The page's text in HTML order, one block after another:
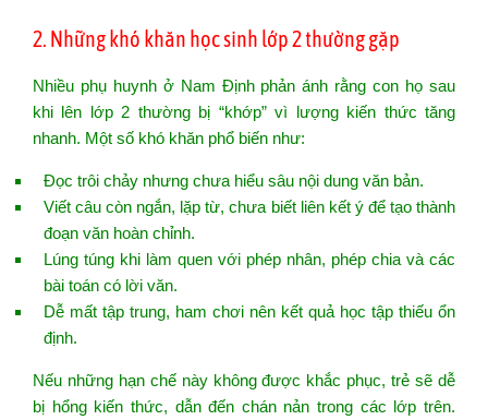
2. Những khó khăn học sinh lớp 2 thường gặp
Nhiều phụ huynh ở Nam Định phản ánh rằng con họ sau
khi lên lớp 2 thường bị “khớp” vì lượng kiến thức tăng
nhanh. Một số khó khăn phổ biến như:
Đọc trôi chảy nhưng chưa hiểu sâu nội dung văn bản.
Viết câu còn ngắn, lặp từ, chưa biết liên kết ý để tạo thành
đoạn văn hoàn chỉnh.
Lúng túng khi làm quen với phép nhân, phép chia và các
bài toán có lời văn.
Dễ mất tập trung, ham chơi nên kết quả học tập thiếu ổn
định.
Nếu những hạn chế này không được khắc phục, trẻ sẽ dễ
bị hổng kiến thức, dẫn đến chán nản trong các lớp trên.